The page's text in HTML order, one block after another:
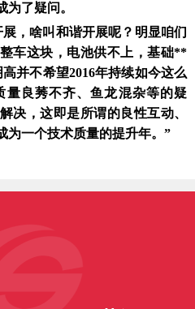
了疑问。
啥叫和谐开展呢？明显咱们
车这块，电池供不上，基础**
并不希望2016年持续如今这么
量良莠不齐、鱼龙混杂等的疑
决，这即是所谓的良性互动、
为一个技术质量的提升年。”